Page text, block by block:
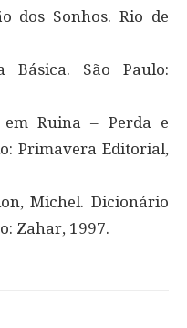
dos Sonhos. Rio de
São Paulo:
Ruina – Perda e
Primavera Editorial,
Michel. Dicionário
Zahar, 1997.